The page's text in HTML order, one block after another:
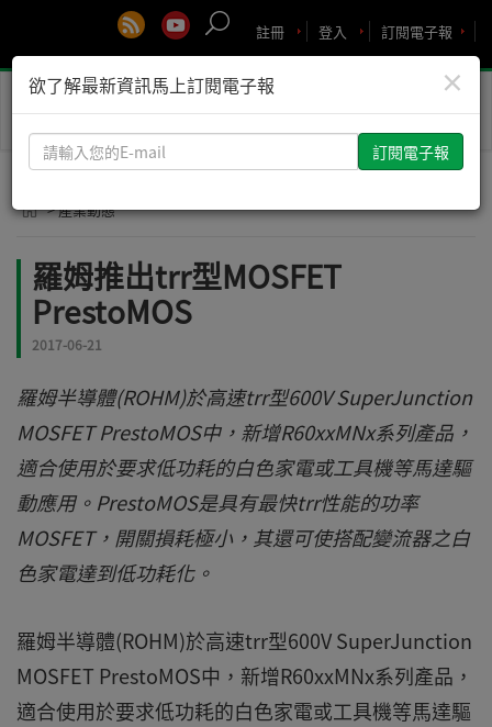
訂閱電子報
登入
註冊
Toggle
> 產業動態
羅姆推出trr型MOSFET
PrestoMOS
2017-06-21
羅姆半導體(ROHM)於高速trr型600V SuperJunction
MOSFET PrestoMOS中，新增R60xxMNx系列產品，
適合使用於要求低功耗的白色家電或工具機等馬達驅
動應用。PrestoMOS是具有最快trr性能的功率
MOSFET，開關損耗極小，其還可使搭配變流器之白
色家電達到低功耗化。
羅姆半導體(ROHM)於高速trr型600V SuperJunction
MOSFET PrestoMOS中，新增R60xxMNx系列產品，
適合使用於要求低功耗的白色家電或工具機等馬達驅
×
欲了解最新資訊馬上訂閱電子報
請
輸
您
E-
mail